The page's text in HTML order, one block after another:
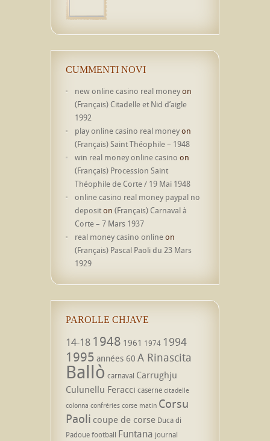
CUMMENTI NOVI
new online casino real moneyon
(Français) Citadelle et Nid d’aigle
1992
play online casino real moneyon
(Français) Saint Théophile – 1948
win real money online casino on
(Français) Procession Saint
Théophile de Corte / 19 Mai 1948
online casino real money paypal no
depositon (Français) Carnaval à
Corte – 7 Mars 1937
real money casino onlineon
(Français) Pascal Paoli du 23 Mars
1929
PAROLLE CHJAVE
14-18 1948 1961 1974 1994
1995 années 60 A Rinascita
Ballò carnaval Carrughju
Culunellu Feracci caserne citadelle
colonna confréries corse matin Corsu
Paoli coupe de corse Duca di
Padouefootball Funtana journal